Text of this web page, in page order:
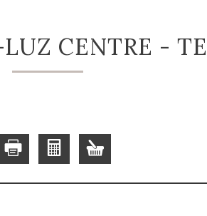
LUZ CENTRE -